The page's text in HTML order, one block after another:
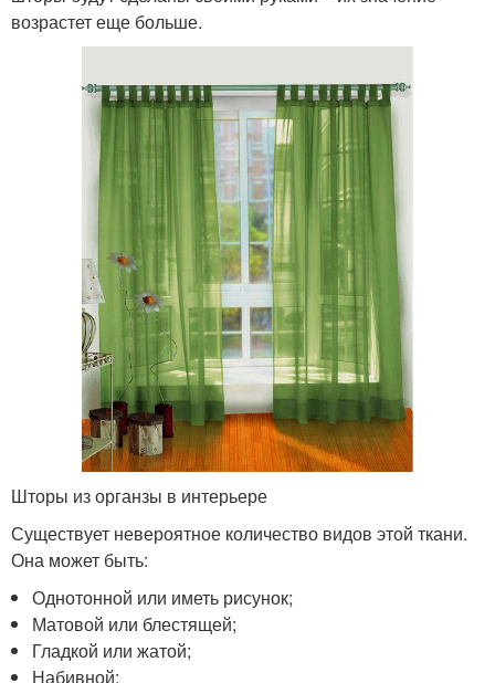
возрастет еще больше.
Шторы из органзы в интерьере
Существует невероятное количество видов этой ткани.
Она может быть:
Однотонной или иметь рисунок;
Матовой или блестящей;
Гладкой или жатой;
Набивной;